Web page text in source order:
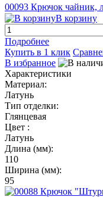
00093 Крючок чайник,
В корзину
Подробнее
Купить в 1 клик
В избранное
Характеристики
Материал:
Латунь
Тип отделки:
Глянцевая
Цвет :
Латунь
Длина (мм):
110
Ширина (мм):
95